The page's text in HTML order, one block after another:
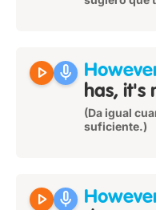
play_arrow mic
has, it's
(Da igual
suficiente.)
play_arrow mic